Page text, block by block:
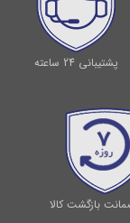
پشتیبانی 24 ساعته